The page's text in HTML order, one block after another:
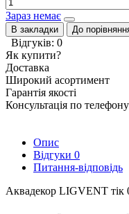
Зараз немає
В закладки До
Відгуків: 0
Як купити?
Доставка
Широкий асортимент
Гарантія якості
Консультація по телефону
Опис
Відгуки 0
Питання-відповідь
Аквадекор LIGVENT тік